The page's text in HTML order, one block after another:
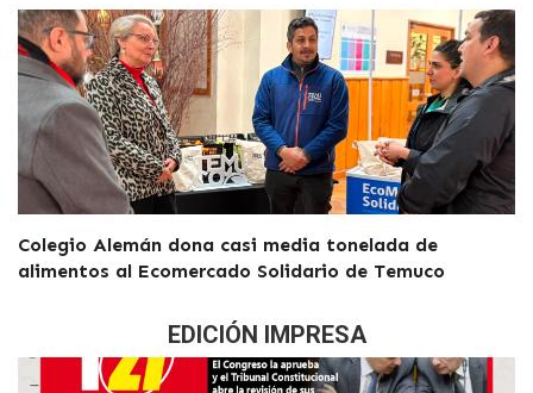
Colegio Alemán dona casi media tonelada de
alimentos al Ecomercado Solidario de Temuco
EDICIÓN IMPRESA